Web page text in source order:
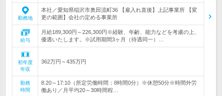
勤務地
本社／愛知県稲沢市奥田流町36 【雇入れ直後】上記事業所 【変
更の範囲】会社の定める事業所
給与
月給189,300円～226,300円※経験、年齢、能力などを考慮の上、
優遇いたします。※試用期間3ヶ月（待遇同一）…
初年度
年収
362万円～435万円
勤務
時間
8:20～17:10（所定労働時間：8時間0分）※休憩50分※時間外労
働あり／月平均20～30時間程…